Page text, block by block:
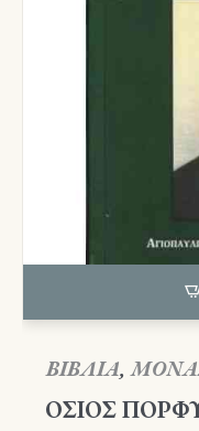
ΒΙΒΛΙΑ,
ΟΣΙΟΣ